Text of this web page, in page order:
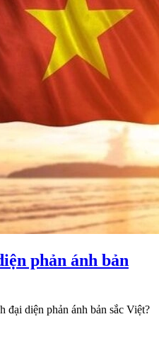
phản ánh bản
đại diện phản ánh bản sắc Việt?